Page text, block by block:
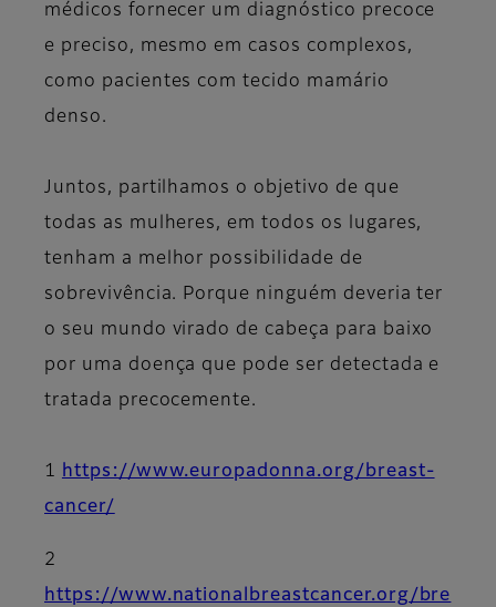
médicos fornecer um diagnóstico precoce
e preciso, mesmo em casos complexos,
como pacientes com tecido mamário
denso.
Juntos, partilhamos o objetivo de que
todas as mulheres, em todos os lugares,
tenham a melhor possibilidade de
sobrevivência. Porque ninguém deveria ter
o seu mundo virado de cabeça para baixo
por uma doença que pode ser detectada e
tratada precocemente.
1 https://www.europadonna.org/breast-
cancer/
2
https://www.nationalbreastcancer.org/bre